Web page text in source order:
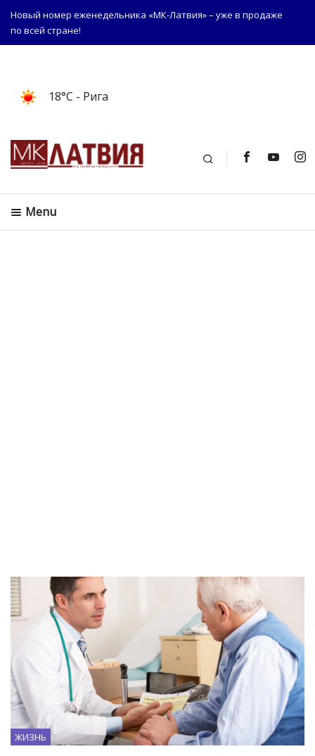
Новый номер еженедельника «МК-Латвия» – уже в продаже
по всей стране!
18°C - Рига
Поиск
Menu
ЖИЗНЬ